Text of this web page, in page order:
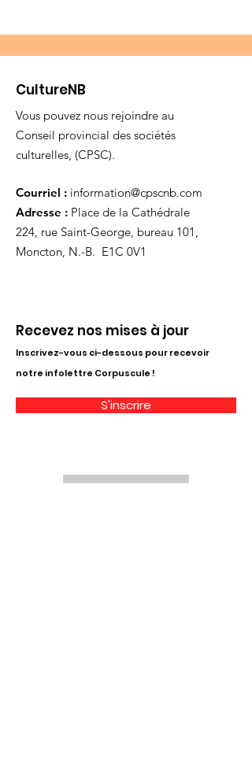
CultureNB
Vous pouvez nous rejoindre au
Conseil provincial des sociétés
culturelles, (CPSC).
Courriel : information@cpscnb.com
Adresse : Place de la Cathédrale
224, rue Saint-George, bureau 101,
Moncton, N.-B. E1C 0V1
Recevez nos mises à jour
Inscrivez-vous ci-dessous pour recevoir
notre infolettre Corpuscule !
S'inscrire